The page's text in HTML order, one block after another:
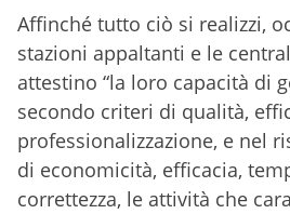
Affinché tutto ciò si realizzi,
stazioni appaltanti e le
attestino “la loro capacità di
secondo criteri di qualità,
professionalizzazione, e nel
di economicità, efficacia,
correttezza, le attività che